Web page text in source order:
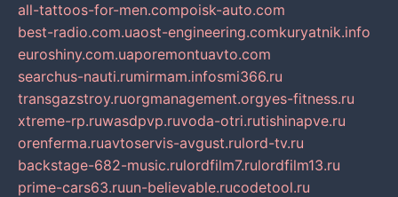
all-tattoos-for-men.compoisk-auto.com
best-radio.com.uaost-engineering.comkuryatnik.info
euroshiny.com.uaporemontuavto.com
searchus-nauti.rumirmam.infosmi366.ru
transgazstroy.ruorgmanagement.orgyes-fitness.ru
xtreme-rp.ruwasdpvp.ruvoda-otri.rutishinapve.ru
orenferma.ruavtoservis-avgust.rulord-tv.ru
backstage-682-music.rulordfilm7.rulordfilm13.ru
prime-cars63.ruun-believable.rucodetool.ru